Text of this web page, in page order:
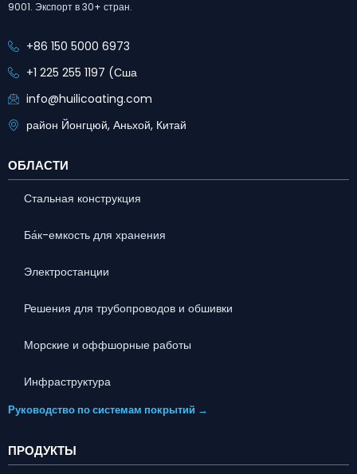
9001. Экспорт в 30+ стран.
+86 150 5000 6973
+1 225 255 1197 (Сша
info@huilicoating.com
район Йонгцюй, Аньхой, Китай
ОБЛАСТИ
Стальная конструкция
Ба́к-емкость для хранения
Электростанции
Решения для трубопроводов и обшивки
Морские и оффшорные работы
Инфраструктура
Руководство по системам покрытий →
ПРОДУКТЫ